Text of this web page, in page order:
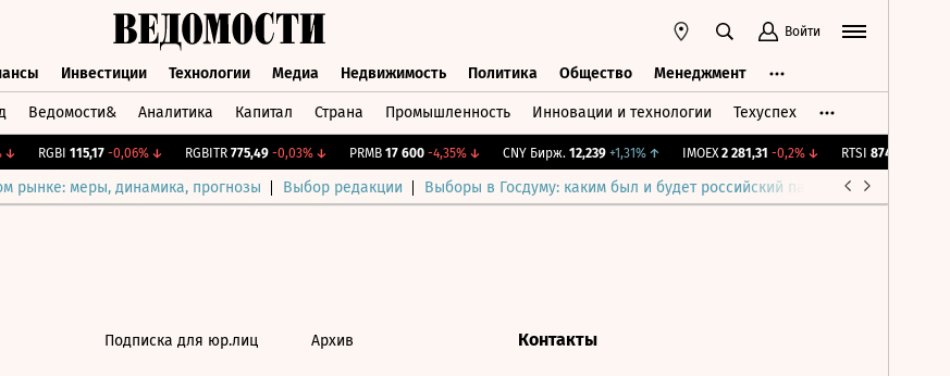
Войти
Инвестиции Технологии Медиа Недвижимость Политика Общество Менеджмент
Ведомости& Аналитика Капитал Страна Промышленность Инновации и технологии Техуспех
RGBI 115,17 -0,06%↓ RGBITR 775,49 -0,03%↓ PRMB 17 600 -4,35%↓ CNY Бирж. 12,239 +1,31%↑ IMOEX 2 281,31 -0,2%↓ RTSI 874,64
рынке: меры, динамика, прогнозы Выбор редакции Выборы в Госдуму: каким был и будет российский парламент
Подписка для юр.лиц Архив Контакты